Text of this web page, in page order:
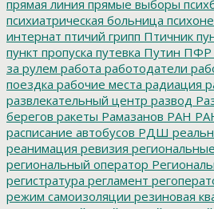
прямая линия прямые выборы
психиатрическая больница
интернат птичий грипп Птичник
пункт пропуска путевка Путин ПФР
за рулем работа работодатели
поездка рабочие места радиация
развлекательный центр развод
берегов ракеты Рамазанов РАН
расписание автобусов РДШ
реанимация ревизия
региональный оператор
регистратура регламент
режим самоизоляции резиновая